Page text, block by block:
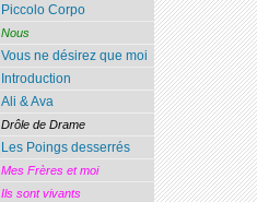
Piccolo Corpo
Nous
Vous ne désirez que moi
Introduction
Ali & Ava
Drôle de Drame
Les Poings desserrés
Mes Frères et moi
Ils sont vivants